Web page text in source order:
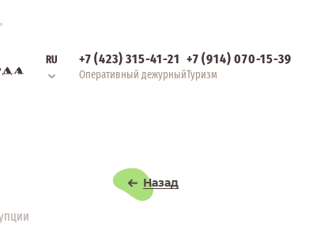
RU +7 (423) 315-41-21
Оперативный дежурный
+7 (914) 070-15-39
Туризм
Назад